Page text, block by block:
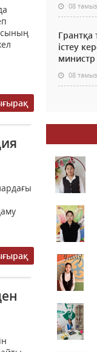
08
Грантқа
істеу
министр
08
қайта
08 тамыз
Елімізде
орман
08
08 тамыз
орман
08 тамыз